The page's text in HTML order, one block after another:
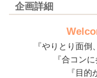
企画詳細
『やりとり面
『合コン
『目